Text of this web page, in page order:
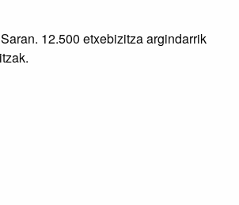
12.500 etxebizitza argindarrik